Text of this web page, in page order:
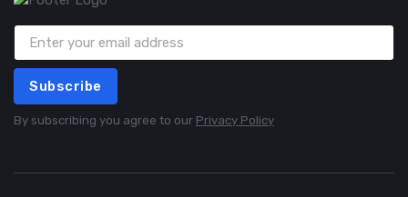
Subscribe
By subscribing you agree to our Privacy Policy